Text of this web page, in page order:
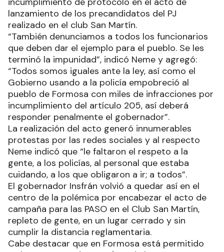
lanzamiento de los precandidatos del PJ
realizado en el club San Martín.
“También denunciamos a todos los funcionarios
que deben dar el ejemplo para el pueblo. Se les
terminó la impunidad”, indicó Neme y agregó:
“Todos somos iguales ante la ley, así como el
Gobierno usando a la policía empobreció al
pueblo de Formosa con miles de infracciones por
incumplimiento del artículo 205, así deberá
responder penalmente el gobernador”.
La realización del acto generó innumerables
protestas por las redes sociales y al respecto
Neme indicó que “le faltaron el respeto a la
gente, a los policías, al personal que estaba
cuidando, a los que obligaron a ir; a todos”.
El gobernador Insfrán volvió a quedar así en el
centro de la polémica por encabezar el acto de
campaña para las PASO en el Club San Martín,
repleto de gente, en un lugar cerrado y sin
cumplir la distancia reglamentaria.
Cabe destacar que en Formosa está permitido